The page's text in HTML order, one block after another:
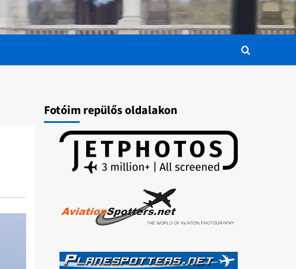
Fotóim repülős oldalakon